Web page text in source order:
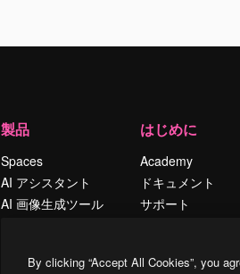
製品
Spaces
AI アシスタント
AI 画像生成ツール
ストックコンテン
はじめに
Academy
ドキュメント
サポート
シー
By clicking “Accept All Cookies”, you